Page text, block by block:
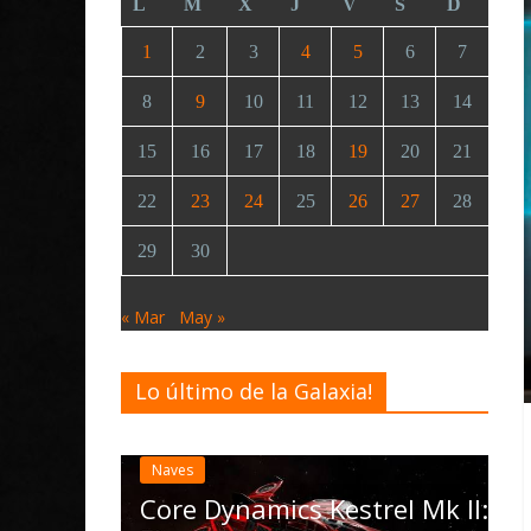
L M X J V S D
1 2 3 4 5 6 7
8 9 10 11 12 13 14
15 16 17 18 19 20 21
22 23 24 25 26 27 28
29 30
« Mar May »
Lo último de la Galaxia!
Kestrel Mk II:
Noticias
actualización 4.4.0: llegan
las Operations, el vehículo